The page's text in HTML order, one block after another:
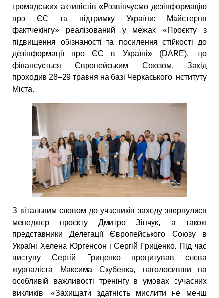
громадських активістів «Розвінчуємо дезінформацію
про ЄС та підтримку України: Майстерня
фактчекінгу» реалізований у межах «Проєкту з
підвищення обізнаності та посилення стійкості до
дезінформації про ЄС в Україні» (DARE), що
фінансується Європейським Союзом. Захід
проходив 28–29 травня на базі Черкаського Інституту
Міста.
З вітальним словом до учасників заходу звернулися
менеджер проєкту Дмитро Зінчук, а також
представники Делегації Європейського Союзу в
Україні Хелена Юргенсон і Сергій Гриценко. Під час
виступу Сергій Гриценко процитував слова
журналіста Максима Скубенка, наголосивши на
особливій важливості тренінгу в умовах сучасних
викликів: «Захищати здатність мислити не менш